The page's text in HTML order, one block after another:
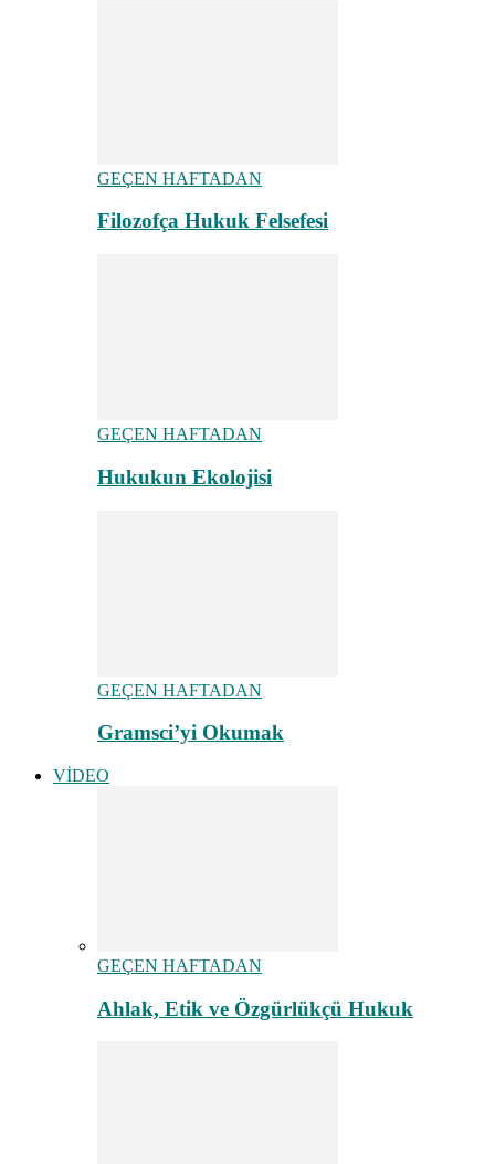
GEÇEN HAFTADAN
Filozofça Hukuk Felsefesi
GEÇEN HAFTADAN
Hukukun Ekolojisi
GEÇEN HAFTADAN
Gramsci’yi Okumak
VİDEO
GEÇEN HAFTADAN
Ahlak, Etik ve Özgürlükçü Hukuk